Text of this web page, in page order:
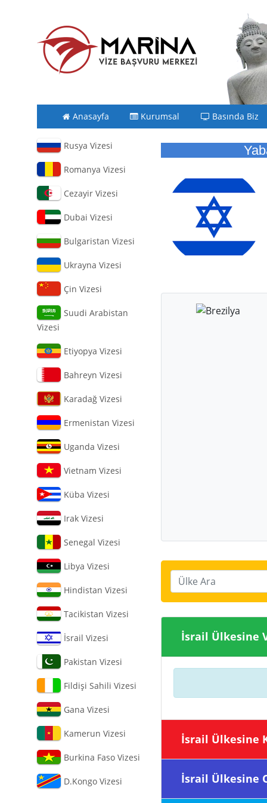
Anasayfa Kurumsal Basında Biz
Rusya Vizesi
Romanya Vizesi
Cezayir Vizesi
Dubai Vizesi
Bulgaristan Vizesi
Ukrayna Vizesi
Çin Vizesi
Suudi Arabistan
Vizesi
Etiyopya Vizesi
Bahreyn Vizesi
Karadağ Vizesi
Ermenistan Vizesi
Uganda Vizesi
Vietnam Vizesi
Küba Vizesi
Irak Vizesi
Senegal Vizesi
Libya Vizesi
Hindistan Vizesi
Tacikistan Vizesi
İsrail Vizesi
Pakistan Vizesi
Fildişi Sahili Vizesi
Gana Vizesi
Kamerun Vizesi
Burkina Faso Vizesi
D.Kongo Vizesi
Ülke Ara
İsrail
İsrail
İsrail